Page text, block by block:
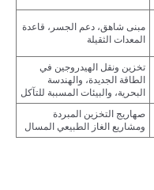
مبنى شاهق، دعم الجسر، قاعدة
المعدات الثقيلة
تخزين ونقل الهيدروجين في
الطاقة الجديدة، والهندسة
البحرية، والبيئات المسببة للتآكل
صهاريج التخزين المبردة
ومشاريع الغاز الطبيعي المسال